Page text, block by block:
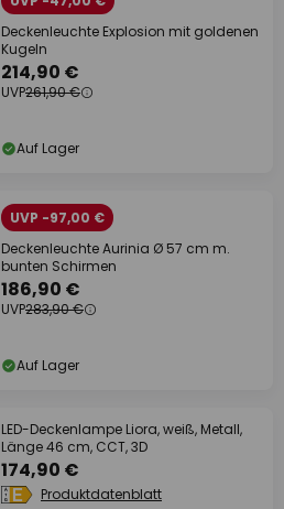
Deckenleuchte Explosion mit goldenen
Kugeln
214,90 €
UVP261,90 €
Auf Lager
UVP -97,00 €
Deckenleuchte Aurinia Ø 57 cm m.
bunten Schirmen
186,90 €
UVP283,90 €
Auf Lager
LED-Deckenlampe Liora, weiß, Metall,
Länge 46 cm, CCT, 3D
174,90 €
Produktdatenblatt